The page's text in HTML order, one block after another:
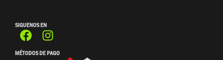
SIGUENOS EN
MÉTODOS DE PAGO